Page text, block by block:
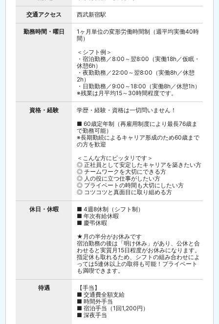
交通アクセス 西武新宿駅
勤務時間・曜日
1ヶ月単位の変形労働時間制（週平均実働40時
間）
＜シフト例＞
・宿泊勤務／8:00～翌8:00（実働18h／仮眠・
休憩6h）
・夜勤勤務／22:00～翌8:00（実働8h／休憩
2h）
・日勤勤務／9:00～18:00（実働8h／休憩1h）
※残業は月平均15～30時間程度です。
資格・経験
学歴・経験・資格は一切問いません！
■ 60歳定年制（再雇用制度により最長76歳ま
で勤務可能）
※長期勤続によるキャリア形成のため60歳まで
の方を歓迎
＜こんな方にピッタリです＞
◎ 正社員として安定したキャリアを築きたい方
◎ チームワークを大切にできる方
◎ 人の役に立つ仕事がしたい方
◎ プライベートの時間も大切にしたい方
◎ コツコツと真面目に取り組める方
休日・休暇
■ 4週8休制（シフト制）
■ 年次有給休暇
■ 慶弔休暇
★月の半分がお休みです
宿泊勤務の後は「明け休み」があり、公休と合
わせると実質月15日程度がお休みになります。
指定休も取れるため、シフトの組み合わせによ
っては5連休以上の取得も可能！プライベート
も満喫できます。
待遇
【手当】
■ 交通費全額支給
■ 時間外手当
■ 宿泊手当（1回1,200円）
■ 深夜手当